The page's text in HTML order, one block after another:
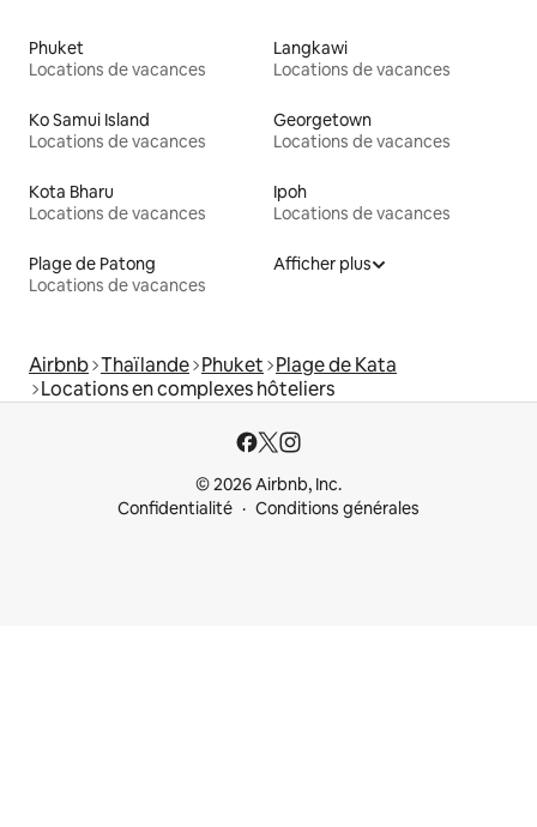
Phuket
Locations de vacances
Langkawi
Locations de vacances
Ko Samui Island
Locations de vacances
Georgetown
Locations de vacances
Kota Bharu
Locations de vacances
Ipoh
Locations de vacances
Plage de Patong
Locations de vacances
Afficher plus
Airbnb Thaïlande Phuket Plage de Kata
Locations en complexes hôteliers
© 2026 Airbnb, Inc.
Confidentialité
Conditions générales